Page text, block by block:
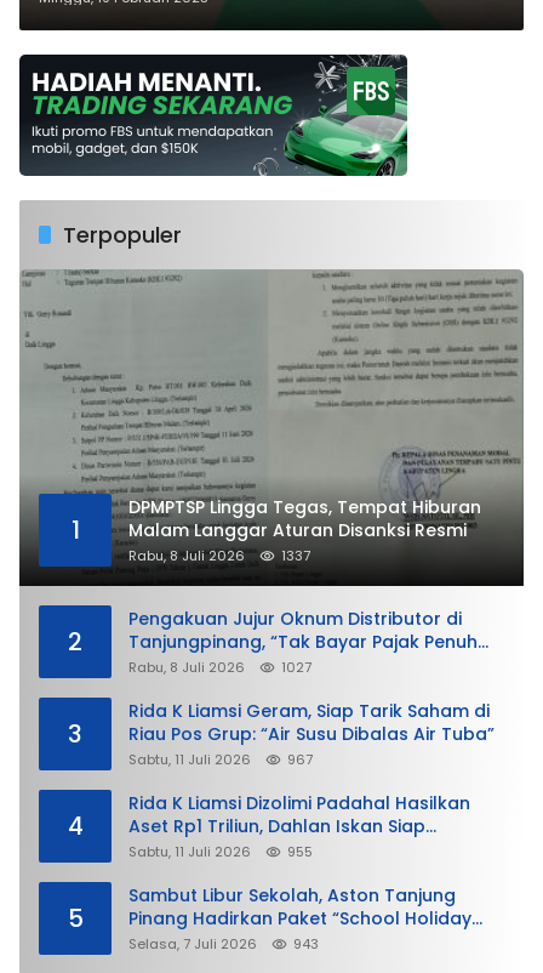
Terpopuler
1
DPMPTSP Lingga Tegas, Tempat Hiburan
Malam Langgar Aturan Disanksi Resmi
Rabu, 8 Juli 2026 1337
2
Pengakuan Jujur Oknum Distributor di
Tanjungpinang, “Tak Bayar Pajak Penuh
demi Untung”
Rabu, 8 Juli 2026 1027
3
Rida K Liamsi Geram, Siap Tarik Saham di
Riau Pos Grup: “Air Susu Dibalas Air Tuba”
Sabtu, 11 Juli 2026 967
4
Rida K Liamsi Dizolimi Padahal Hasilkan
Aset Rp1 Triliun, Dahlan Iskan Siap
Membela
Sabtu, 11 Juli 2026 955
5
Sambut Libur Sekolah, Aston Tanjung
Pinang Hadirkan Paket “School Holiday
Getaway”
Selasa, 7 Juli 2026 943